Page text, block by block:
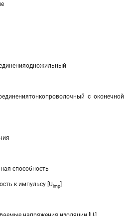
с оконечной
способность
к импульсу [Uimp